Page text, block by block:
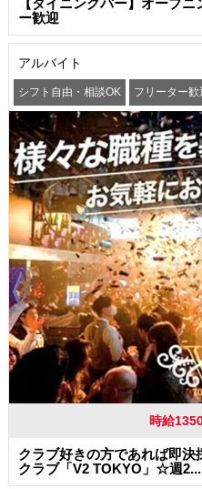
【ダイニングバー】オープ
ー歓迎
アルバイト
シフト自由・相談OK フリーター歓
髪型・髪色自由 交通費支給
時給
クラブ好きの方であれば即決
クラブ「V2 TOKYO」☆週2...